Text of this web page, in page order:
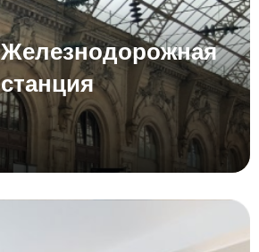
Железнодорожная
станция